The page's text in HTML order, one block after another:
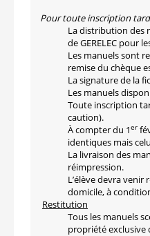
Pour toute inscription
La distribution des
de GERELEC pour
Les manuels sont
remise du chèque
La signature de la
Les manuels
Toute inscription
caution).
À compter du 1er
identiques mais
La livraison des
réimpression.
L’élève devra venir
domicile, à
Restitution
Tous les manuels
propriété exclusive